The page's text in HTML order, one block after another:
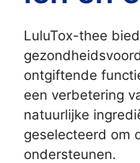
LuluTox-thee
ontgiftende
een verbetering
natuurlijke
geselecteerd om
ondersteunen.